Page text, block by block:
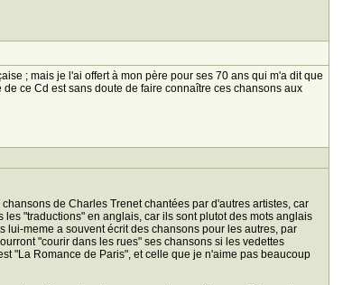
; mais je l'ai offert à mon père pour ses 70 ans qui m'a dit que
ce Cd est sans doute de faire connaître ces chansons aux
de Charles Trenet chantées par d'autres artistes, car
"traductions" en anglais, car ils sont plutot des mots anglais
meme a souvent écrit des chansons pour les autres, par
"courir dans les rues" ses chansons si les vedettes
"La Romance de Paris", et celle que je n'aime pas beaucoup